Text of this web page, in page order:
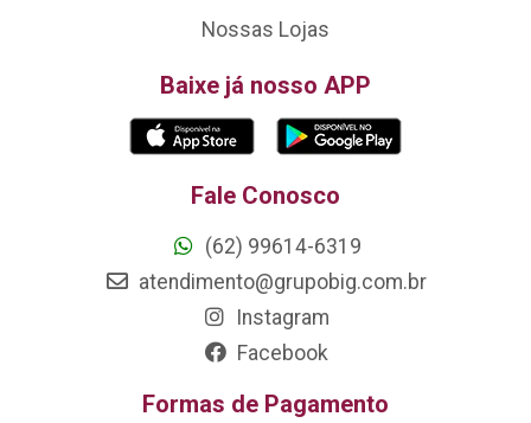
Nossas Lojas
Baixe já nosso APP
Fale Conosco
(62) 99614-6319
atendimento@grupobig.com.br
Instagram
Facebook
Formas de Pagamento